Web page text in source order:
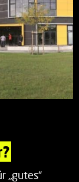
„gutes“